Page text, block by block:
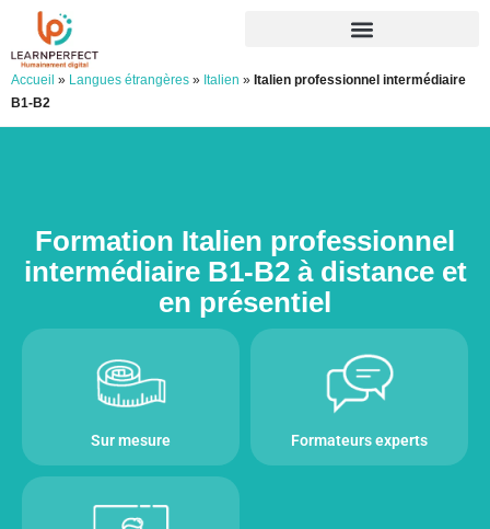
Accueil » Langues étrangères » Italien » Italien professionnel intermédiaire
B1-B2
Formation Italien professionnel
intermédiaire B1-B2 à distance et
en présentiel
Sur mesure Formateurs experts